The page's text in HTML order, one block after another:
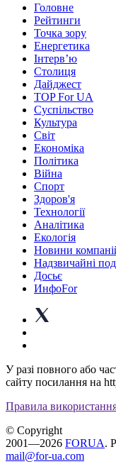
Головне
Рейтинги
Точка зору
Енергетика
Інтерв’ю
Столиця
Дайджест
TOP For UA
Суспiльство
Культура
Світ
Економіка
Політика
Війна
Спорт
Здоров'я
Технології
Аналітика
Екологія
Новини
Надзвичайні
Досьє
ИнфоFor
У разі повного або
сайту посилання на
Правила використання
© Copyright
2001—2026 FORUA.
mail@for-ua.com